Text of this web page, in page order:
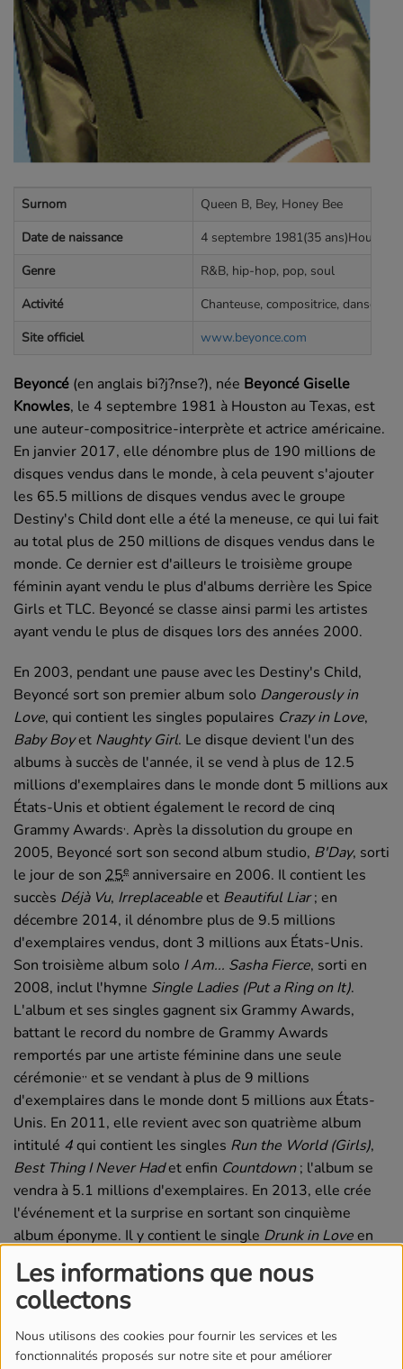
Les informations que nous
collectons
Nous utilisons des cookies pour fournir les services et les
fonctionnalités proposés sur notre site et pour améliorer
Surnom
Queen B, Bey, Honey Bee
Date de naissance
4 septembre 1981(35
Genre
R&B, hip-hop, pop, soul
Activité
Chanteuse, compositrice, danseuse
Site officiel
www.beyonce.com
Beyoncé (en anglais bi?j?nse?), née Beyoncé Giselle
Knowles, le 4 septembre 1981 à Houston au Texas, est
une auteur-compositrice-interprète et actrice américaine.
En janvier 2017, elle dénombre plus de 190 millions de
disques vendus dans le monde, à cela peuvent s'ajouter
les 65.5 millions de disques vendus avec le groupe
Destiny's Child dont elle a été la meneuse, ce qui lui fait
au total plus de 250 millions de disques vendus dans le
monde. Ce dernier est d'ailleurs le troisième groupe
féminin ayant vendu le plus d'albums derrière les Spice
Girls et TLC. Beyoncé se classe ainsi parmi les artistes
ayant vendu le plus de disques lors des années 2000.
En 2003, pendant une pause avec les Destiny's Child,
Beyoncé sort son premier album solo Dangerously in
Love, qui contient les singles populaires Crazy in Love,
Baby Boyet Naughty Girl. Le disque devient l'un des
albums à succès de l'année, il se vend à plus de 12.5
millions d'exemplaires dans le monde dont 5 millions aux
États-Unis et obtient également le record de cinq
Grammy Awards,. Après la dissolution du groupe en
2005, Beyoncé sort son second album studio, B'Day, sorti
le jour de son 25e anniversaire en 2006. Il contient les
succès Déjà Vu, Irreplaceableet Beautiful Liar; en
décembre 2014, il dénombre plus de 9.5 millions
d'exemplaires vendus, dont 3 millions aux États-Unis.
Son troisième album solo I Am... Sasha Fierce, sorti en
2008, inclut l'hymne Single Ladies (Put a Ring on It).
L'album et ses singles gagnent six Grammy Awards,
battant le record du nombre de Grammy Awards
remportés par une artiste féminine dans une seule
cérémonie,, et se vendant à plus de 9 millions
d'exemplaires dans le monde dont 5 millions aux États-
Unis. En 2011, elle revient avec son quatrième album
intitulé 4qui contient les singles Run the World (Girls),
Best Thing I Never Hadet enfin Countdown; l'album se
vendra à 5.1 millions d'exemplaires. En 2013, elle crée
l'événement et la surprise en sortant son cinquième
album éponyme. Il y contient le single Drunk in Loveen
collaboration avec Jay Z.